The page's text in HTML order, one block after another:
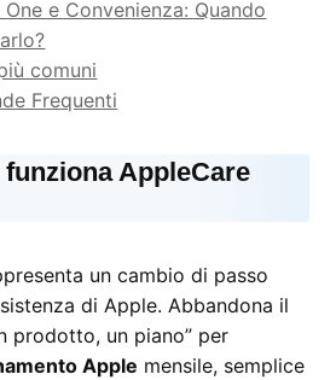
e Convenienza: Quando
comuni
Frequenti
funziona AppleCare
un cambio di passo
di Apple. Abbandona il
prodotto, un piano” per
Apple mensile, semplice